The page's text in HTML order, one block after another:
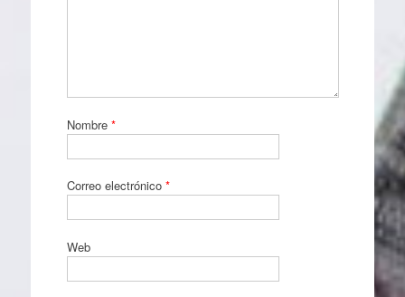
Nombre *
Correo electrónico *
Web